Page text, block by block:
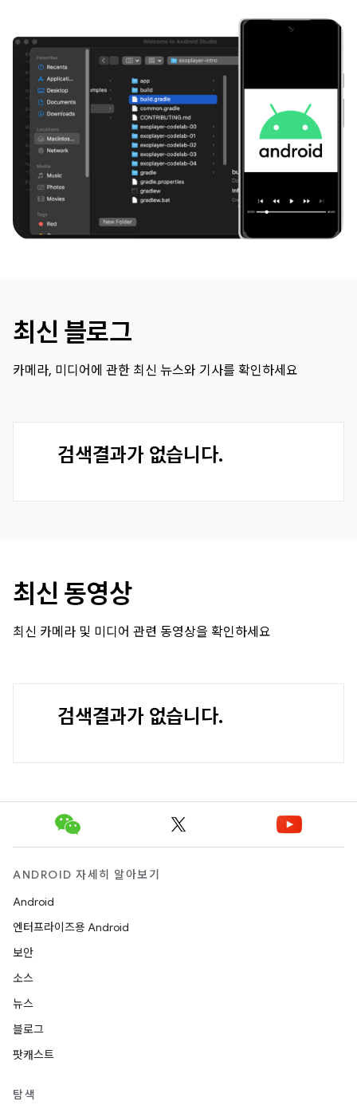
최신 블로그
카메라, 미디어에 관한 최신 뉴스와 기사를 확인하세요
검색결과가 없습니다.
최신 동영상
최신 카메라 및 미디어 관련 동영상을 확인하세요
검색결과가 없습니다.
ANDROID 자세히 알아보기
Android
엔터프라이즈용 Android
보안
소스
뉴스
블로그
팟캐스트
탐색